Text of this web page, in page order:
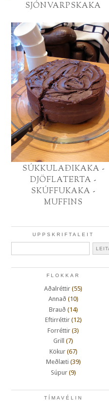
SJÓNVARPSKAKA
SÚKKULAÐIKAKA -
DJÖFLATERTA -
SKÚFFUKAKA -
MUFFINS
UPPSKRIFTALEIT
FLOKKAR
Aðalréttir (55)
Annað (10)
Brauð (14)
Eftirréttir (12)
Forréttir (3)
Grill
(7)
Kökur (67)
Meðlæti (39)
Súpur (9)
TÍMAVÉLIN